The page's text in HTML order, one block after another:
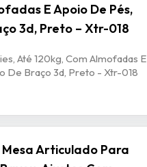
E Apoio De Pés,
3d, Preto – Xtr-018
Até 120kg, Com Almofadas E
De Braço 3d, Preto - Xtr-018
Articulado Para